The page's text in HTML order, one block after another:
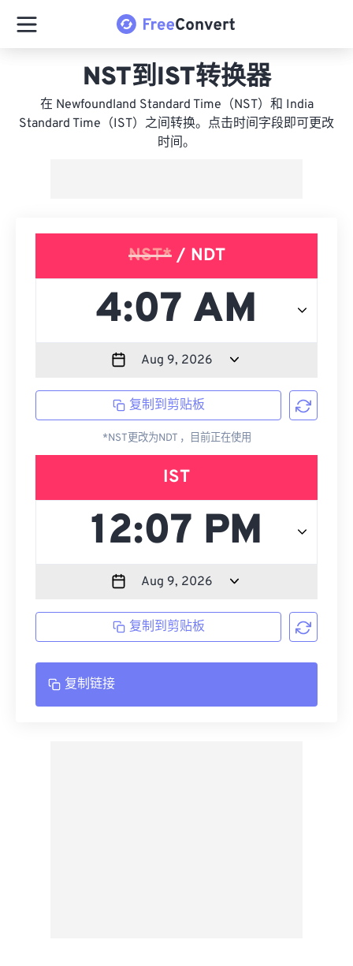
NST到IST转换器
在 Newfoundland Standard Time（NST）和 India
Standard Time（IST）之间转换。点击时间字段即可更改
时间。
NST*/ NDT
复制到剪贴板
*NST更改为NDT ，目前正在使用
IST
复制到剪贴板
复制链接